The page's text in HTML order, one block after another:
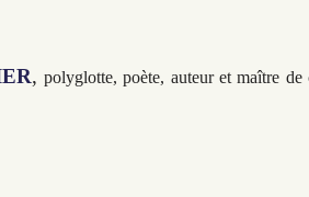
, polyglotte, poète, auteur et maître de